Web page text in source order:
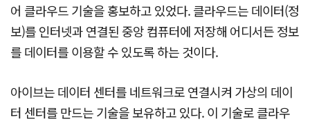
어 클라우드 기술을 홍보하고 있었다. 클라우드는 데이터(정
보)를 인터넷과 연결된 중앙 컴퓨터에 저장해 어디서든 정보
를 데이터를 이용할 수 있도록 하는 것이다.
아이브는 데이터 센터를 네트워크로 연결시켜 가상의 데이
터 센터를 만드는 기술을 보유하고 있다. 이 기술로 클라우